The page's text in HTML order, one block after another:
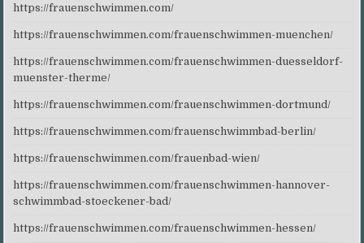
https://frauenschwimmen.com/
https://frauenschwimmen.com/frauenschwimmen-muenchen/
https://frauenschwimmen.com/frauenschwimmen-duesseldorf-
muenster-therme/
https://frauenschwimmen.com/frauenschwimmen-dortmund/
https://frauenschwimmen.com/frauenschwimmbad-berlin/
https://frauenschwimmen.com/frauenbad-wien/
https://frauenschwimmen.com/frauenschwimmen-hannover-
schwimmbad-stoeckener-bad/
https://frauenschwimmen.com/frauenschwimmen-hessen/